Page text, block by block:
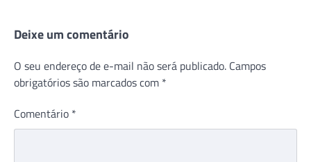
Deixe um comentário
O seu endereço de e-mail não será publicado. Campos
obrigatórios são marcados com *
Comentário *